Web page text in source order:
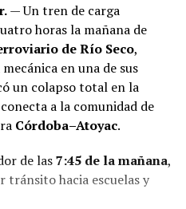
— Un tren de carga
horas la mañana de
de Río Seco,
en una de sus
un colapso total en la
a la comunidad de
Córdoba–Atoyac.
de las7:45 de la mañana,
tránsito hacia escuelas y